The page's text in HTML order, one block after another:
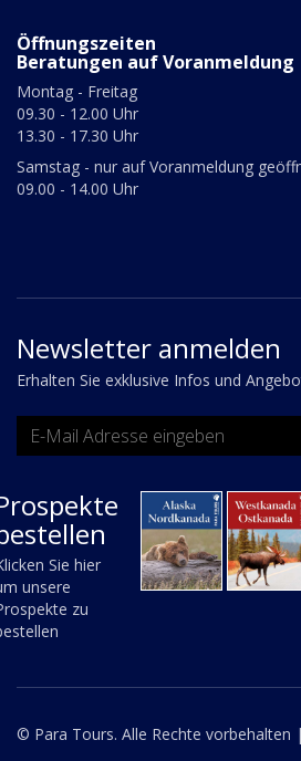
Öffnungszeiten
Beratungen auf Voranmeldung
Montag - Freitag
09.30 - 12.00 Uhr
13.30 - 17.30 Uhr
Samstag - nur auf Voranmeldung
09.00 - 14.00 Uhr
Newsletter anmelden
Erhalten Sie exklusive Infos und
Sie hier
unsere
zu
© Para Tours. Alle Rechte vorbehalten |